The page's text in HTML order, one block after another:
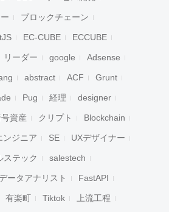
ブロックチェーン
EC-CUBE ECCUBE
リーダー google Adsense
abstract ACF Grunt
Pug 経理 designer
号資産 クリプト Blockchain
ンジニア SE UXデザイナー
ステック salestech
ータアナリスト FastAPI
有楽町 Tiktok 上流工程